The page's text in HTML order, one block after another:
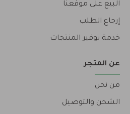
البيع على موقعنا
إرجاع الطلب
خدمة توفير المنتجات
عن المتجر
من نحن
الشحن والتوصيل